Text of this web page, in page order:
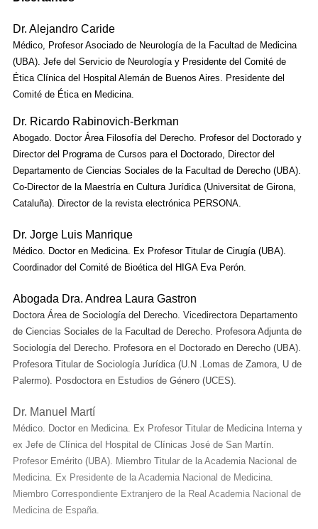
Dr. Alejandro Caride
Médico, Profesor Asociado de Neurología de la Facultad de Medicina
(UBA). Jefe del Servicio de Neurología y Presidente del Comité de
Ética Clínica del Hospital Alemán de Buenos Aires. Presidente del
Comité de Ética en Medicina.
Dr. Ricardo Rabinovich-Berkman
Abogado. Doctor Área Filosofía del Derecho. Profesor del Doctorado y
Director del Programa de Cursos para el Doctorado, Director del
Departamento de Ciencias Sociales de la Facultad de Derecho (UBA).
Co-Director de la Maestría en Cultura Jurídica (Universitat de Girona,
Cataluña). Director de la revista electrónica PERSONA.
Dr. Jorge Luis Manrique
Médico. Doctor en Medicina. Ex Profesor Titular de Cirugía (UBA).
Coordinador del Comité de Bioética del HIGA Eva Perón.
Abogada Dra. Andrea Laura Gastron
Doctora Área de Sociología del Derecho. Vicedirectora Departamento
de Ciencias Sociales de la Facultad de Derecho. Profesora Adjunta de
Sociología del Derecho. Profesora en el Doctorado en Derecho (UBA).
Profesora Titular de Sociología Jurídica (U.N .Lomas de Zamora, U de
Palermo). Posdoctora en Estudios de Género (UCES).
Dr. Manuel Martí
Médico. Doctor en Medicina. Ex Profesor Titular de Medicina Interna y
ex Jefe de Clínica del Hospital de Clínicas José de San Martín.
Profesor Emérito (UBA). Miembro Titular de la Academia Nacional de
Medicina. Ex Presidente de la Academia Nacional de Medicina.
Miembro Correspondiente Extranjero de la Real Academia Nacional de
Medicina de España.